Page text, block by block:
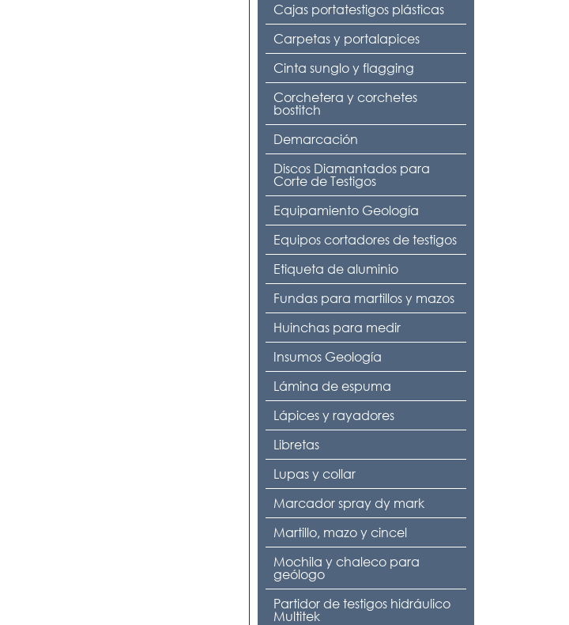
Cajas portatestigos plásticas
Carpetas y portalapices
Cinta sunglo y flagging
Corchetera y corchetes
bostitch
Demarcación
Discos Diamantados para
Corte de Testigos
Equipamiento Geología
Equipos cortadores de testigos
Etiqueta de aluminio
Fundas para martillos y mazos
Huinchas para medir
Insumos Geología
Lámina de espuma
Lápices y rayadores
Libretas
Lupas y collar
Marcador spray dy mark
Martillo, mazo y cincel
Mochila y chaleco para
geólogo
Partidor de testigos hidráulico
Multitek